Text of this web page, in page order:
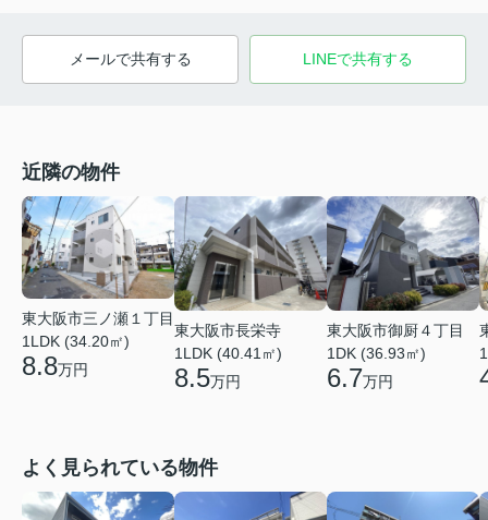
メールで共有する LINEで共有する
近隣の物件
東大阪市三ノ瀬１丁目
1LDK (34.20㎡)
8.8万円
東大阪市長栄寺
1LDK (40.41㎡)
8.5万円
東大阪市御厨４丁目
1DK (36.93㎡)
6.7万円
よく見られている物件